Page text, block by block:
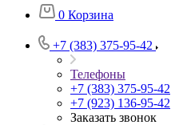
0 Корзина
+7 (383) 375-95-42
Телефоны
+7 (383) 375-95-42
+7 (923) 136-95-42
Заказать звонок